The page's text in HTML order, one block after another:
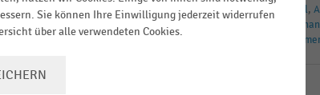
Euro Über 80.000 Euro
© Handelsdaten 2026
Weihnachtsartikel
Sie können Ihre Einwilligung jederzeit widerrufen
über alle verwendeten Cookies.